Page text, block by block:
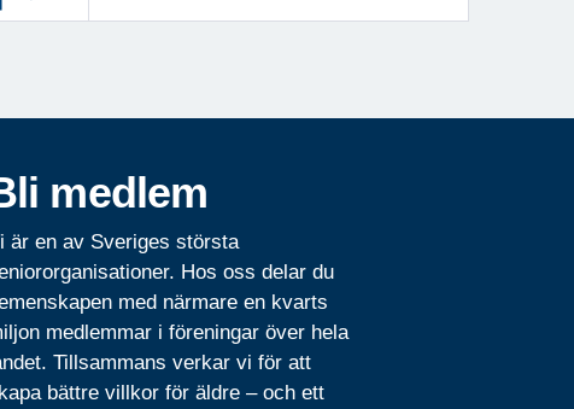
medlem
är en av Sveriges största
Hos oss delar du
med närmare en kvarts
medlemmar i föreningar över hela
Tillsammans verkar vi för att
bättre villkor för äldre – och ett